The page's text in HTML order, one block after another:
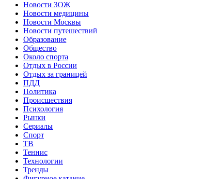
Новости ЗОЖ
Новости медицины
Новости Москвы
Новости путешествий
Образование
Общество
Около спорта
Отдых в России
Отдых за границей
ПДД
Политика
Происшествия
Психология
Рынки
Сериалы
Спорт
ТВ
Теннис
Технологии
Тренды